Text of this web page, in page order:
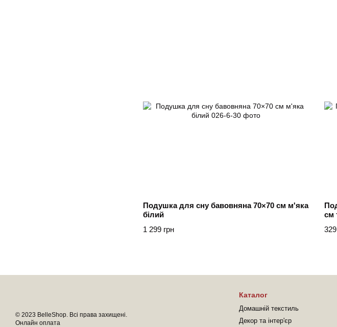
Подушка для сну бавовняна 70×70 см м'яка
білий
1 299 грн
см
© 2023 BelleShop. Всі права захищені.
Онлайн оплата
Каталог
Домашній текстиль
Декор та інтер'єр